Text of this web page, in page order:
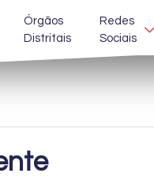
Órgãos
Distritais
Redes
Sociais